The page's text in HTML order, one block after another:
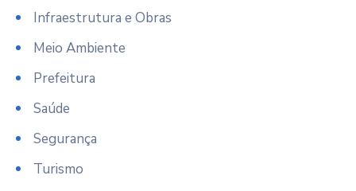
Infraestrutura e Obras
Meio Ambiente
Prefeitura
Saúde
Segurança
Turismo